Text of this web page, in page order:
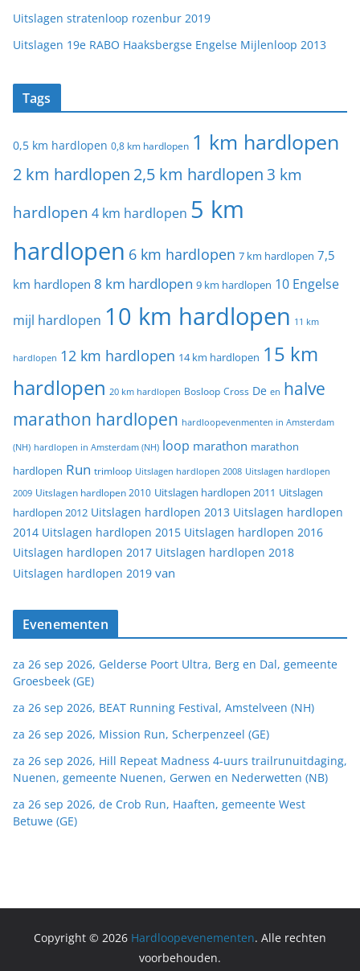
Uitslagen stratenloop rozenbur 2019
Uitslagen 19e RABO Haaksbergse Engelse Mijlenloop 2013
Tags
0,5 km hardlopen 0,8 km hardlopen 1 km hardlopen
2 km hardlopen 2,5 km hardlopen 3 km
hardlopen 4 km hardlopen 5 km
hardlopen 6 km hardlopen 7 km hardlopen 7,5
km hardlopen 8 km hardlopen 9 km hardlopen 10 Engelse
mijl hardlopen 10 km hardlopen 11 km
hardlopen 12 km hardlopen 14 km hardlopen 15 km
hardlopen 20 km hardlopen Bosloop Cross De en halve
marathon hardlopen hardloopevenmenten in Amsterdam
(NH) hardlopen in Amsterdam (NH) loop marathon marathon
hardlopen Run trimloop Uitslagen hardlopen 2008 Uitslagen hardlopen
2009 Uitslagen hardlopen 2010 Uitslagen hardlopen 2011 Uitslagen
hardlopen 2012 Uitslagen hardlopen 2013 Uitslagen hardlopen
2014 Uitslagen hardlopen 2015 Uitslagen hardlopen 2016
Uitslagen hardlopen 2017 Uitslagen hardlopen 2018
Uitslagen hardlopen 2019 van
Evenementen
za 26 sep 2026, Gelderse Poort Ultra, Berg en Dal, gemeente
Groesbeek (GE)
za 26 sep 2026, BEAT Running Festival, Amstelveen (NH)
za 26 sep 2026, Mission Run, Scherpenzeel (GE)
za 26 sep 2026, Hill Repeat Madness 4-uurs trailrunuitdaging,
Nuenen, gemeente Nuenen, Gerwen en Nederwetten (NB)
za 26 sep 2026, de Crob Run, Haaften, gemeente West
Betuwe (GE)
Copyright © 2026 Hardloopevenementen. Alle rechten
voorbehouden.